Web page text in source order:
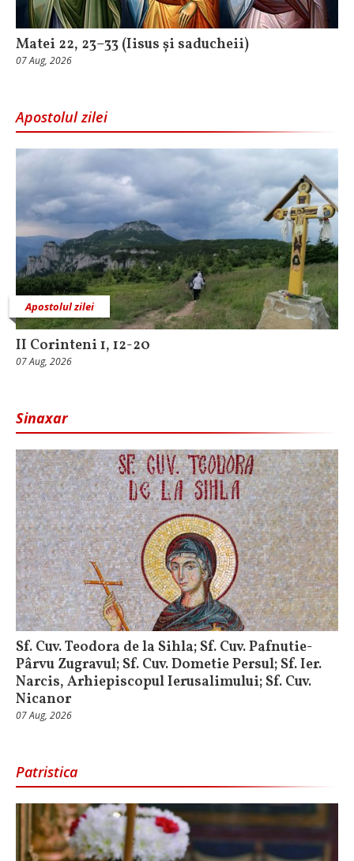
Matei 22, 23–33 (Iisus și saducheii)
07 Aug, 2026
Apostolul zilei
Apostolul zilei
II Corinteni 1, 12-20
07 Aug, 2026
Sinaxar
Sf. Cuv. Teodora de la Sihla; Sf. Cuv. Pafnutie-
Pârvu Zugravul; Sf. Cuv. Dometie Persul; Sf. Ier.
Narcis, Arhiepiscopul Ierusalimului; Sf. Cuv.
Nicanor
07 Aug, 2026
Patristica